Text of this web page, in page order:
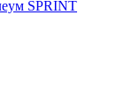
SPRINT